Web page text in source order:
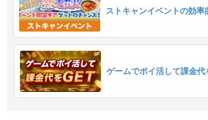
ストキャンイベントの効率
ゲームでポイ活して課金代